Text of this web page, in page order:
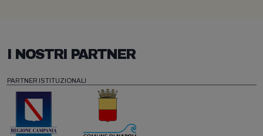
I NOSTRI PARTNER
PARTNER ISTITUZIONALI